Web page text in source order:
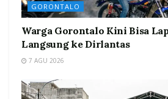
GORONTALO
Warga Gorontalo Kini Bisa
Langsung ke Dirlantas
7 AGU 2026